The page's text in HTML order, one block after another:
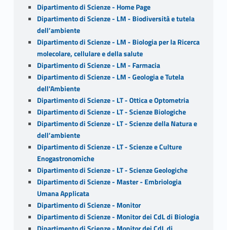
Dipartimento di Scienze - Home Page
Dipartimento di Scienze - LM - Biodiversità e tutela
dell’ambiente
Dipartimento di Scienze - LM - Biologia per la Ricerca
molecolare, cellulare e della salute
Dipartimento di Scienze - LM - Farmacia
Dipartimento di Scienze - LM - Geologia e Tutela
dell'Ambiente
Dipartimento di Scienze - LT - Ottica e Optometria
Dipartimento di Scienze - LT - Scienze Biologiche
Dipartimento di Scienze - LT - Scienze della Natura e
dell’ambiente
Dipartimento di Scienze - LT - Scienze e Culture
Enogastronomiche
Dipartimento di Scienze - LT - Scienze Geologiche
Dipartimento di Scienze - Master - Embriologia
Umana Applicata
Dipartimento di Scienze - Monitor
Dipartimento di Scienze - Monitor dei CdL di Biologia